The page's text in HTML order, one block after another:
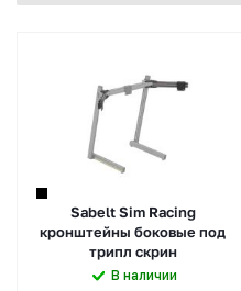
Sabelt Sim Racing
кронштейны боковые под
трипл скрин
В наличии